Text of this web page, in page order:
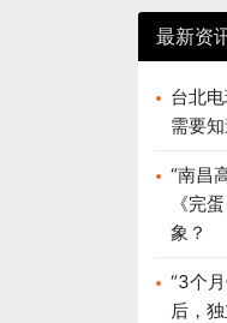
最新资
台北
需要
“南昌
《完
象？
“3个
后，